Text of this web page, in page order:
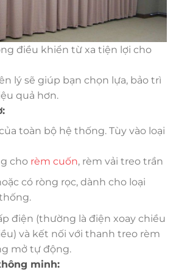
điều khiển từ xa tiện lợi cho
lý sẽ giúp bạn chọn lựa, bảo trì
quả hơn.
toàn bộ hệ thống. Tùy vào loại
cho rèm cuốn, rèm vải treo trần
có ròng rọc, dành cho loại
điện (thường là điện xoay chiều
và kết nối với thanh treo rèm
mở tự động.
minh: